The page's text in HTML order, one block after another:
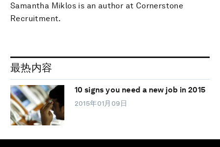
Samantha Miklos is an author at Cornerstone
Recruitment.
最热内容
10 signs you need a new job in 2015
2015年01月09日